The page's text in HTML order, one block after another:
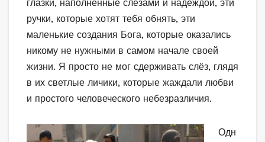
глазки, наполненные слезами и надеждой, эти
ручки, которые хотят тебя обнять, эти
маленькие создания Бога, которые оказались
никому не нужными в самом начале своей
жизни. Я просто не мог сдерживать слёз, глядя
в их светлые личики, которые жаждали любви
и простого человеческого небезразличия.
Одн